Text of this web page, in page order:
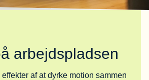
arbejdspladsen
af at dyrke motion sammen